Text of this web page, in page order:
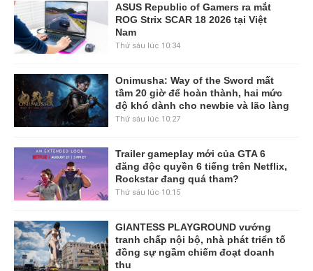
ASUS Republic of Gamers ra mắt
ROG Strix SCAR 18 2026 tại Việt
Nam
Thứ sáu lúc 10:34
Onimusha: Way of the Sword mất
tầm 20 giờ để hoàn thành, hai mức
độ khó dành cho newbie và lão làng
Thứ sáu lúc 10:27
Trailer gameplay mới của GTA 6
đăng độc quyền 6 tiếng trên Netflix,
Rockstar đang quá tham?
Thứ sáu lúc 10:15
GIANTESS PLAYGROUND vướng
tranh chấp nội bộ, nhà phát triển tố
đồng sự ngầm chiếm đoạt doanh
thu